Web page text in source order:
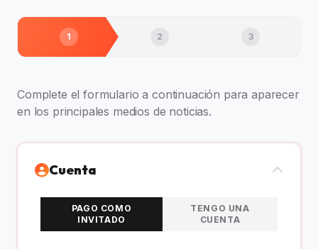
1 2 3
Complete el formulario a continuación para aparecer
en los principales medios de noticias.
Cuenta
PAGO COMO
INVITADO
TENGO UNA
CUENTA